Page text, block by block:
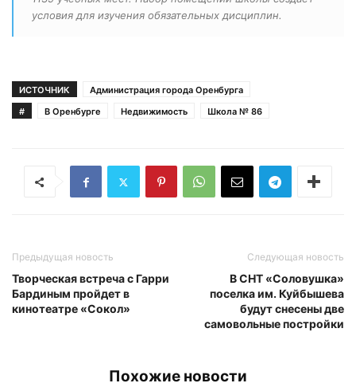
условия для изучения обязательных дисциплин.
ИСТОЧНИК
Администрация города Оренбурга
#
В Оренбурге Недвижимость Школа № 86
Предыдущая новость
Творческая встреча с Гарри
Бардиным пройдет в
кинотеатре «Сокол»
Следующая новость
В СНТ «Соловушка»
поселка им. Куйбышева
будут снесены две
самовольные постройки
Похожие новости